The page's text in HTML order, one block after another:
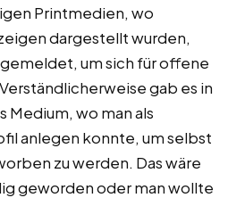
Printmedien, wo
dargestellt wurden,
um sich für offene
gab es in
wo man als
anlegen konnte, um selbst
zu werden. Das wäre
geworden oder man wollte